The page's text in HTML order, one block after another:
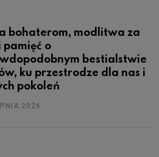
bohaterom, modlitwa za
pamięć o
bestialstwie
ku przestrodze dla nas i
pokoleń
2026